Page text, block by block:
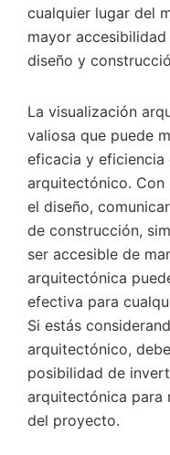
cualquier lugar del
mayor
diseño y
La visualización
valiosa que puede
eficacia y eficiencia
arquitectónico. Con
el diseño,
de construcción,
ser accesible de
arquitectónica
efectiva para
Si estás
arquitectónico,
posibilidad de
arquitectónica para
del proyecto.